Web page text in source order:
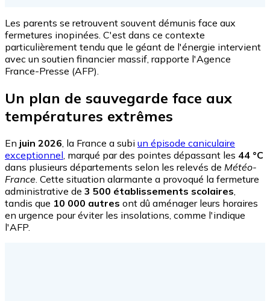
Les parents se retrouvent souvent démunis face aux
fermetures inopinées. C'est dans ce contexte
particulièrement tendu que le géant de l'énergie intervient
avec un soutien financier massif, rapporte l'Agence
France-Presse (AFP).
Un plan de sauvegarde face aux
températures extrêmes
En juin 2026 , la France a subi un épisode caniculaire
exceptionnel , marqué par des pointes dépassant les 44 °C
dans plusieurs départements selon les relevés de Météo-
France . Cette situation alarmante a provoqué la fermeture
administrative de 3 500 établissements scolaires
tandis que 10 000 autres ont dû aménager leurs horaires
en urgence pour éviter les insolations, comme l'indique
l'AFP.